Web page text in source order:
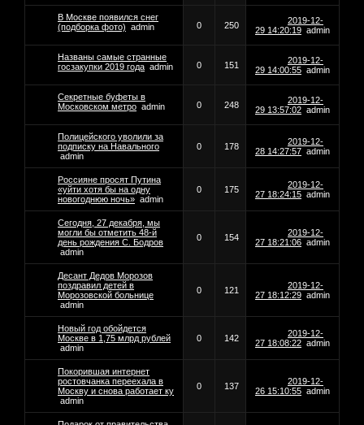
В Москве появился снег
(подборка фото) admin 0 250
2019-12-
29 14:20:19 admin
Названы самые странные
госзакупки 2019 года admin 0 151
2019-12-
29 14:00:55 admin
Секретные буфеты в
Московском метро admin 0 248
2019-12-
29 13:57:02 admin
Полицейского уволили за
подписку на Навального
admin
0 178
2019-12-
28 14:27:57 admin
Россияне просят Путина
«уйти хотя бы на одну
новогоднюю ночь» admin
0 175
2019-12-
27 18:24:15 admin
Сегодня, 27 декабря, мы
могли бы отметить 48-й
день рождения С. Бодров
admin
0 154
2019-12-
27 18:21:06 admin
Десант Дедов Морозов
поздравил детей в
Морозовской больнице
admin
0 121
2019-12-
27 18:12:29 admin
Новый год обойдется
Москве в 1,75 млрд рублей
admin
0 142
2019-12-
27 18:08:22 admin
Покорившая интернет
ростовчанка переехала в
Москву и снова работает ку
admin
0 137
2019-12-
26 15:10:55 admin